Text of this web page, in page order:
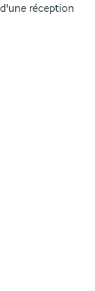
réception